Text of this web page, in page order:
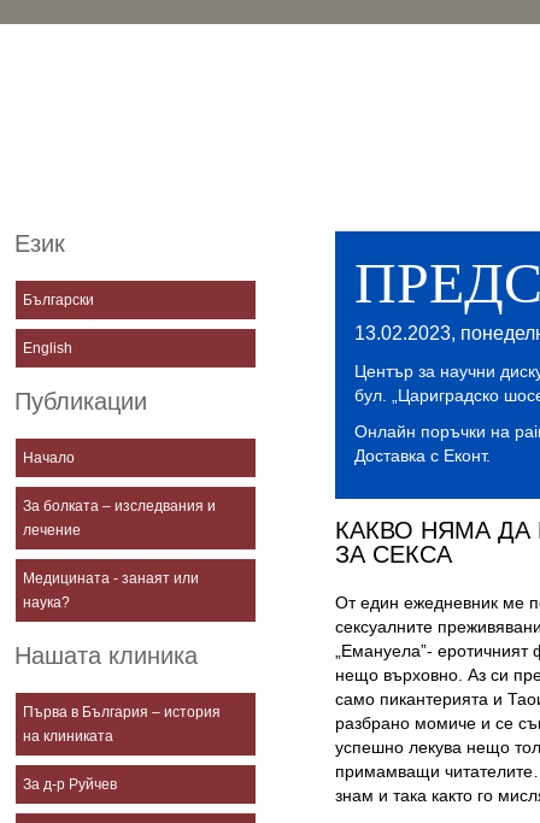
Език
Български
English
Публикации
Начало
За болката – изследвания и
лечение
Медицината - занаят или
наука?
Нашата клиника
Първа в България – история
на клиниката
За д-р Руйчев
13.02.2023,
Център за научни
бул. „Цариградско
Онлайн поръчки на
Доставка с Еконт.
КАКВО НЯМА ДА
ЗА СЕКСА
От един ежедневник ме
сексуалните
„Емануела”- еротичният
нещо върховно. Аз си
само пикантерията и
разбрано момиче и се
успешно лекува нещо
примамващи
знам и така както го